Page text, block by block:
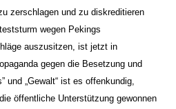
zerschlagen und zu diskreditieren
wegen Pekings
auszusitzen, ist jetzt in
gegen die Besetzung und
und „Gewalt“ ist es offenkundig,
öffentliche Unterstützung gewonnen